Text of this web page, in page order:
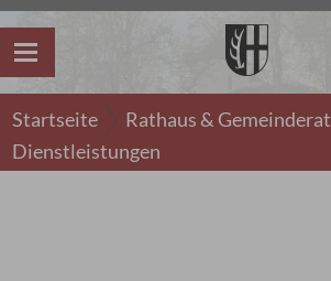
Startseite
Rathaus & Gemeinderat
Dienstleistungen